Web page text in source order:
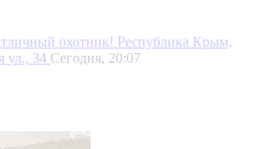
охотник! Республика Крым,
ул., 34 Сегодня, 20:07